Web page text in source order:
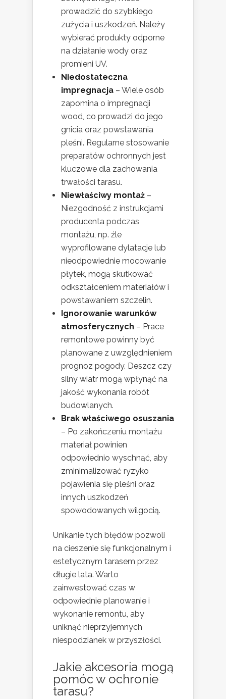
prowadzić do szybkiego
zużycia i uszkodzeń. Należy
wybierać produkty odporne
na działanie wody oraz
promieni UV.
Niedostateczna
impregnacja – Wiele osób
zapomina o impregnacji
wood, co prowadzi do jego
gnicia oraz powstawania
pleśni. Regularne stosowanie
preparatów ochronnych jest
kluczowe dla zachowania
trwałości tarasu.
Niewłaściwy montaż –
Niezgodność z instrukcjami
producenta podczas
montażu, np. źle
wyprofilowane dylatacje lub
nieodpowiednie mocowanie
płytek, mogą skutkować
odkształceniem materiałów i
powstawaniem szczelin.
Ignorowanie warunków
atmosferycznych – Prace
remontowe powinny być
planowane z uwzględnieniem
prognoz pogody. Deszcz czy
silny wiatr mogą wpłynąć na
jakość wykonania robót
budowlanych.
Brak właściwego osuszania
– Po zakończeniu montażu
materiał powinien
odpowiednio wyschnąć, aby
zminimalizować ryzyko
pojawienia się pleśni oraz
innych uszkodzeń
spowodowanych wilgocią.
Unikanie tych błędów pozwoli
na cieszenie się funkcjonalnym i
estetycznym tarasem przez
długie lata. Warto
zainwestować czas w
odpowiednie planowanie i
wykonanie remontu, aby
uniknąć nieprzyjemnych
niespodzianek w przyszłości.
Jakie akcesoria mogą
pomóc w ochronie
tarasu?